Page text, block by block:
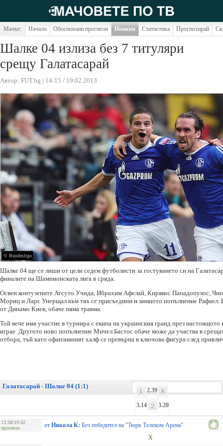
Мачът: Начало Обосновани прогнози Новини Статистика Прогнозирай
Шалке 04 излиза без 7 титуляри
срещу Галатасарай
Автор: FUT.bg | 14:15 / 19.02.2013
© Bundesliga
Шалке 04 ще се лиши от цели седем футболисти за гостуването си на
финалите на Шампионската лига в сряда.
Освен контузените Атсуто Учида, Ибрахим Афелай, Кирякос Пападопулос,
Мориц и Ларс Унерщал към тях се присъедини и зимното попълнение Рафаел.
от Динамо Киев, обаче няма травма.
Той вече има участие в турнира с екипа на украинския гранд през настоящото
играе. Другото ново попълнение Мичел Бастос обаче може да участва в
отбора, тъй като офанзивният халф се превърна в ключова фигура след
Галатасарай - Шалке 04 (1:1)
2.39
3.14 3.20
13:38/19.02
прогноза
от Никола К: Без победител на "Тюрк Телеком Арена"
X